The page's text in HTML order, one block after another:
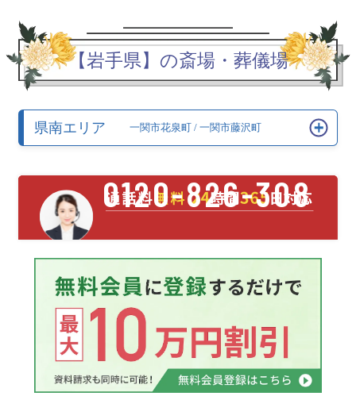
【岩手県】の斎場・葬儀場
県南エリア 一関市花泉町 / 一関市藤沢町
0120-826-308